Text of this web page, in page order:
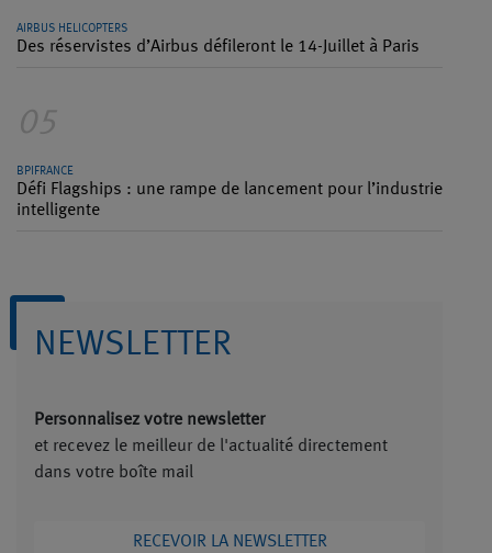
AIRBUS HELICOPTERS
Des réservistes d’Airbus défileront le 14-Juillet à Paris
05
BPIFRANCE
Défi Flagships : une rampe de lancement pour l’industrie
intelligente
NEWSLETTER
Personnalisez votre newsletter
et recevez le meilleur de l'actualité directement
dans votre boîte mail
RECEVOIR LA NEWSLETTER